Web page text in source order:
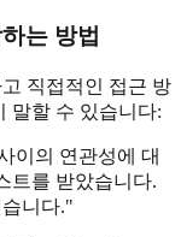
는 방법
직접적인 접근 방
말할 수 있습니다:
이의 연관성에 대
트를 받았습니다.
니다."